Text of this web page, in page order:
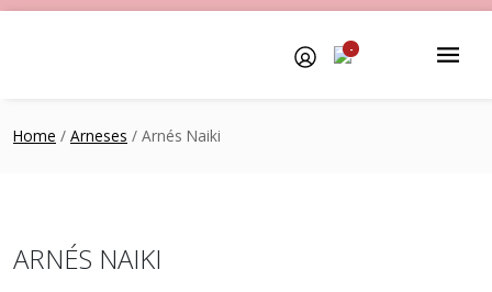
-
Home / Arneses / Arnés Naiki
ARNÉS NAIKI